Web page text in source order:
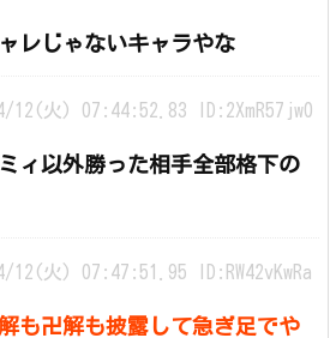
レじゃないキャラやな
12(火) 07:44:52.83 ID:2XmR57jw0
ィ以外勝った相手全部格下の
12(火) 07:47:51.95 ID:RW42vKwRa
も卍解も披露して急ぎ足でや